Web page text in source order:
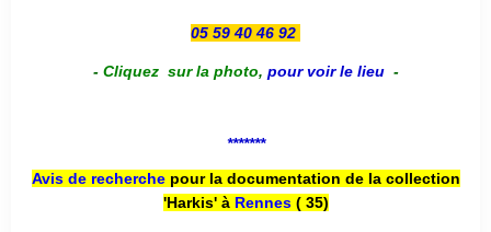
05 59 40 46 92
- Cliquez sur la photo, pour voir le lieu -
*******
Avis de recherche pour la documentation de la collection
'Harkis' à Rennes( 35)